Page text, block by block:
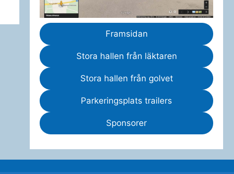
Framsidan
Stora hallen från läktaren
Stora hallen från golvet
Parkeringsplats trailers
Sponsorer